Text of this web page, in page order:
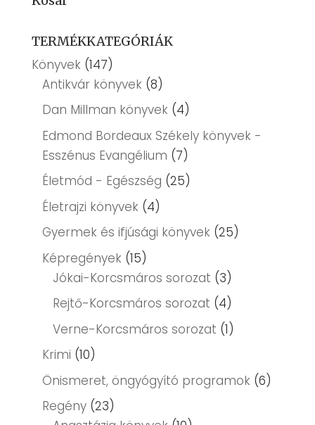
TERMÉKKATEGÓRIÁK
Könyvek (147)
Antikvár könyvek (8)
Dan Millman könyvek (4)
Edmond Bordeaux Székely könyvek -
Esszénus Evangélium (7)
Életmód - Egészség (25)
Életrajzi könyvek (4)
Gyermek és ifjúsági könyvek (25)
Képregények (15)
Jókai-Korcsmáros sorozat (3)
Rejtő-Korcsmáros sorozat (4)
Verne-Korcsmáros sorozat (1)
Krimi (10)
Önismeret, öngyógyító programok (6)
Regény (23)